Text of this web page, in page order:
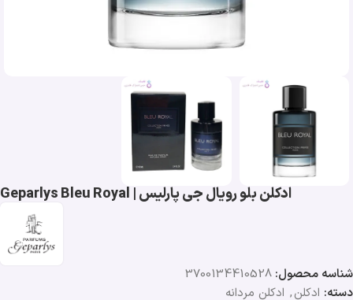
ادکلن بلو رویال جی پارلیس | Geparlys Bleu Royal
شناسه محصول: 3700134410528
دسته: ادکلن, ادکلن مردانه